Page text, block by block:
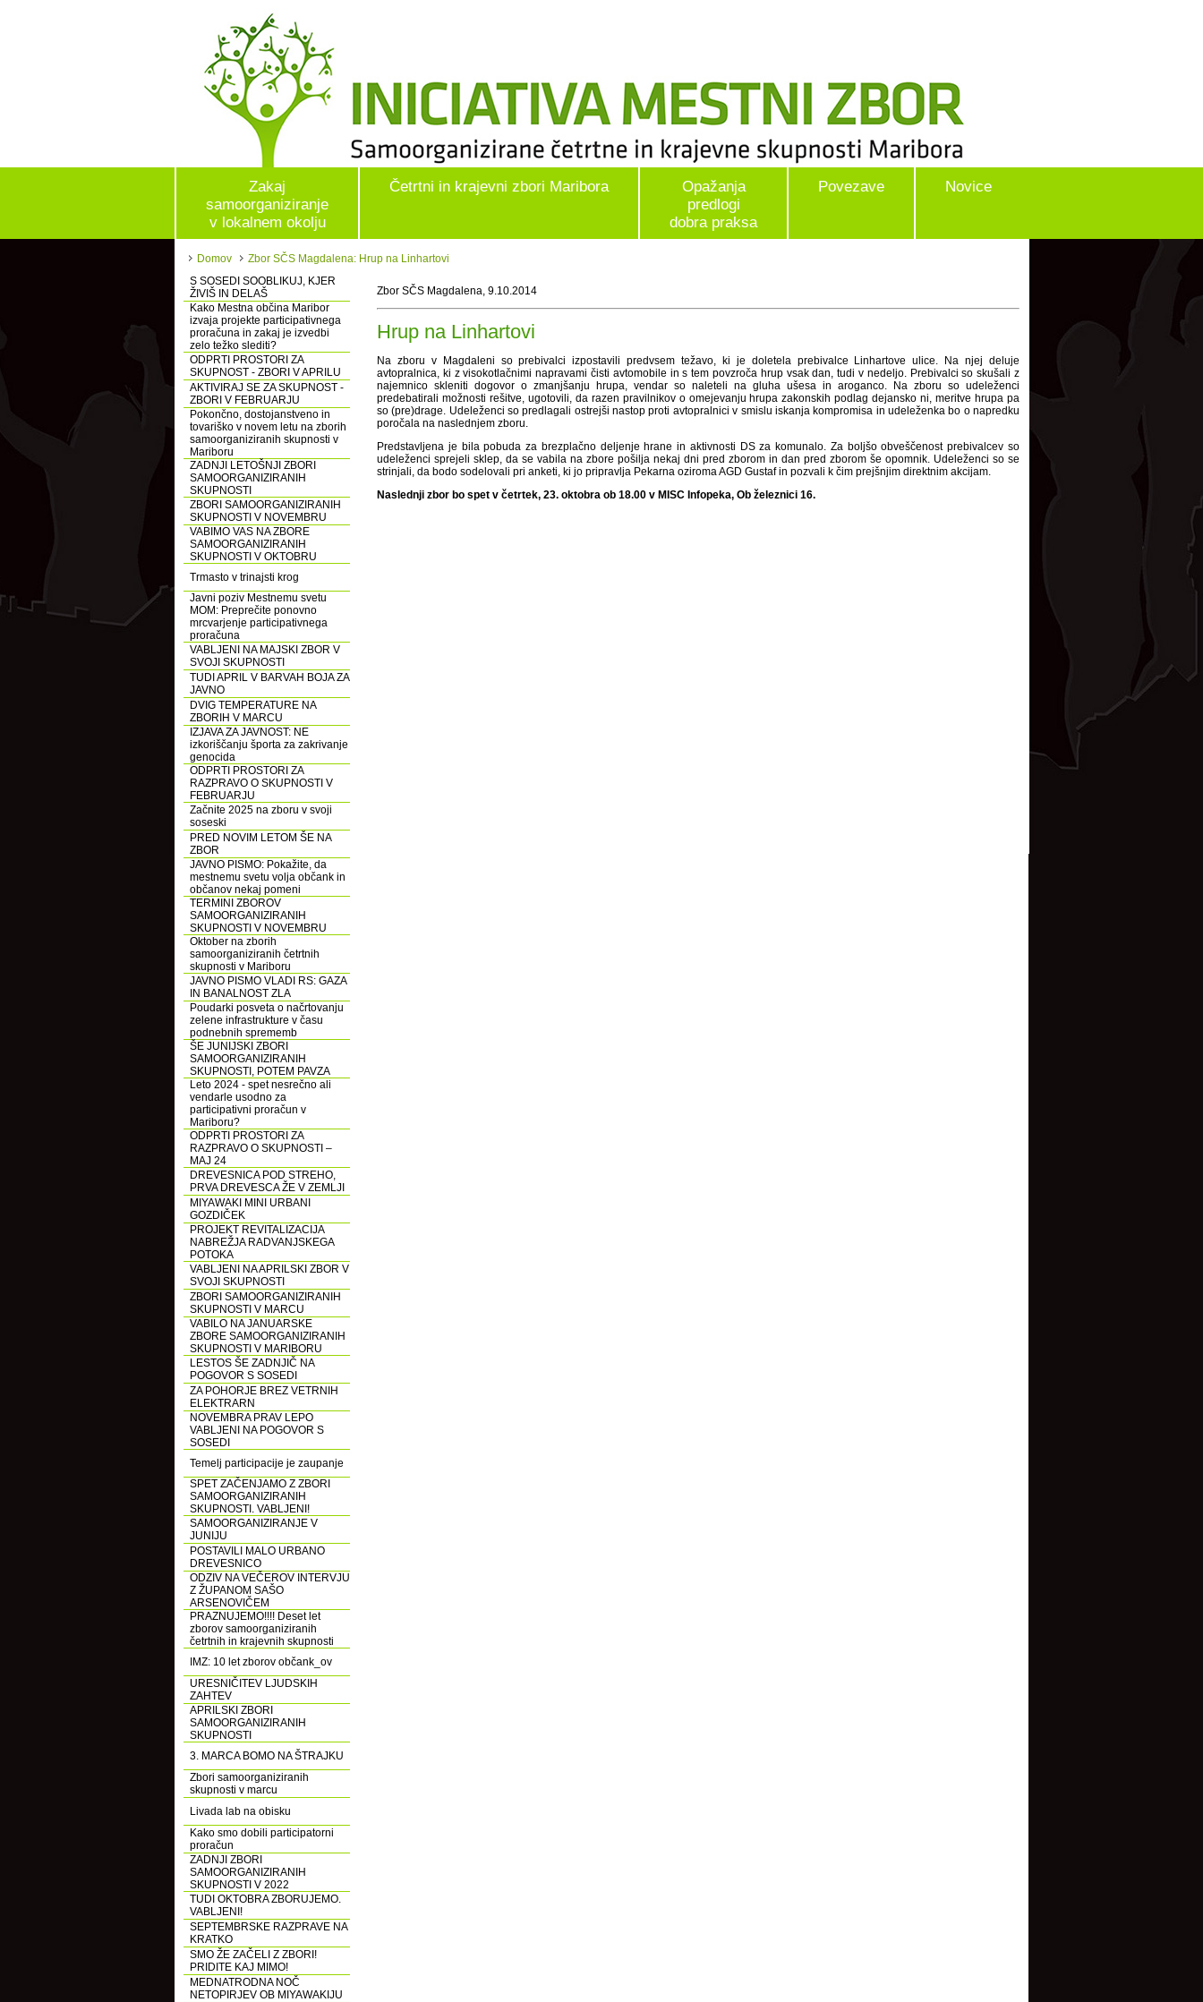
Zakaj
samoorganiziranje
v lokalnem okolju
Četrtni in krajevni zbori Maribora
Opažanja
predlogi
dobra praksa
Povezave Novice
Domov
Zbor SČS Magdalena: Hrup na Linhartovi
S SOSEDI SOOBLIKUJ, KJER
ŽIVIŠ IN DELAŠ
Kako Mestna občina Maribor
izvaja projekte participativnega
proračuna in zakaj je izvedbi
zelo težko slediti?
ODPRTI PROSTORI ZA
SKUPNOST - ZBORI V APRILU
AKTIVIRAJ SE ZA SKUPNOST -
ZBORI V FEBRUARJU
Pokončno, dostojanstveno in
tovariško v novem letu na zborih
samoorganiziranih skupnosti v
Mariboru
ZADNJI LETOŠNJI ZBORI
SAMOORGANIZIRANIH
SKUPNOSTI
ZBORI SAMOORGANIZIRANIH
SKUPNOSTI V NOVEMBRU
VABIMO VAS NA ZBORE
SAMOORGANIZIRANIH
SKUPNOSTI V OKTOBRU
Trmasto v trinajsti krog
Javni poziv Mestnemu svetu
MOM: Preprečite ponovno
mrcvarjenje participativnega
proračuna
VABLJENI NA MAJSKI ZBOR V
SVOJI SKUPNOSTI
TUDI APRIL V BARVAH BOJA ZA
JAVNO
DVIG TEMPERATURE NA
ZBORIH V MARCU
IZJAVA ZA JAVNOST: NE
izkoriščanju športa za zakrivanje
genocida
ODPRTI PROSTORI ZA
RAZPRAVO O SKUPNOSTI V
FEBRUARJU
Začnite 2025 na zboru v svoji
soseski
PRED NOVIM LETOM ŠE NA
ZBOR
JAVNO PISMO: Pokažite, da
mestnemu svetu volja občank in
občanov nekaj pomeni
TERMINI ZBOROV
SAMOORGANIZIRANIH
SKUPNOSTI V NOVEMBRU
Oktober na zborih
samoorganiziranih četrtnih
skupnosti v Mariboru
JAVNO PISMO VLADI RS: GAZA
IN BANALNOST ZLA
Poudarki posveta o načrtovanju
zelene infrastrukture v času
podnebnih sprememb
ŠE JUNIJSKI ZBORI
SAMOORGANIZIRANIH
SKUPNOSTI, POTEM PAVZA
Leto 2024 - spet nesrečno ali
vendarle usodno za
participativni proračun v
Mariboru?
ODPRTI PROSTORI ZA
RAZPRAVO O SKUPNOSTI –
MAJ 24
DREVESNICA POD STREHO,
PRVA DREVESCA ŽE V ZEMLJI
MIYAWAKI MINI URBANI
GOZDIČEK
PROJEKT REVITALIZACIJA
NABREŽJA RADVANJSKEGA
POTOKA
VABLJENI NA APRILSKI ZBOR V
SVOJI SKUPNOSTI
ZBORI SAMOORGANIZIRANIH
SKUPNOSTI V MARCU
VABILO NA JANUARSKE
ZBORE SAMOORGANIZIRANIH
SKUPNOSTI V MARIBORU
LESTOS ŠE ZADNJIČ NA
POGOVOR S SOSEDI
ZA POHORJE BREZ VETRNIH
ELEKTRARN
NOVEMBRA PRAV LEPO
VABLJENI NA POGOVOR S
SOSEDI
Temelj participacije je zaupanje
SPET ZAČENJAMO Z ZBORI
SAMOORGANIZIRANIH
SKUPNOSTI. VABLJENI!
SAMOORGANIZIRANJE V
JUNIJU
POSTAVILI MALO URBANO
DREVESNICO
ODZIV NA VEČEROV INTERVJU
Z ŽUPANOM SAŠO
ARSENOVIČEM
PRAZNUJEMO!!!! Deset let
zborov samoorganiziranih
četrtnih in krajevnih skupnosti
IMZ: 10 let zborov občank_ov
URESNIČITEV LJUDSKIH
ZAHTEV
APRILSKI ZBORI
SAMOORGANIZIRANIH
SKUPNOSTI
3. MARCA BOMO NA ŠTRAJKU
Zbori samoorganiziranih
skupnosti v marcu
Livada lab na obisku
Kako smo dobili participatorni
proračun
ZADNJI ZBORI
SAMOORGANIZIRANIH
SKUPNOSTI V 2022
TUDI OKTOBRA ZBORUJEMO.
VABLJENI!
SEPTEMBRSKE RAZPRAVE NA
KRATKO
SMO ŽE ZAČELI Z ZBORI!
PRIDITE KAJ MIMO!
MEDNATRODNA NOČ
NETOPIRJEV OB MIYAWAKIJU
Zbor SČS Magdalena, 9.10.2014
Hrup na Linhartovi
Na zboru v Magdaleni so prebivalci izpostavili predvsem težavo, ki je doletela prebivalce Linhartove ulice. Na njej deluje
avtopralnica, ki z visokotlačnimi napravami čisti avtomobile in s tem povzroča hrup vsak dan, tudi v nedeljo. Prebivalci so skušali z
najemnico skleniti dogovor o zmanjšanju hrupa, vendar so naleteli na gluha ušesa in aroganco. Na zboru so udeleženci
predebatirali možnosti rešitve, ugotovili, da razen pravilnikov o omejevanju hrupa zakonskih podlag dejansko ni, meritve hrupa pa
so (pre)drage. Udeleženci so predlagali ostrejši nastop proti avtopralnici v smislu iskanja kompromisa in udeleženka bo o napredku
poročala na naslednjem zboru.
Predstavljena je bila pobuda za brezplačno deljenje hrane in aktivnosti DS za komunalo. Za boljšo obveščenost prebivalcev so
udeleženci sprejeli sklep, da se vabila na zbore pošilja nekaj dni pred zborom in dan pred zborom še opomnik. Udeleženci so se
strinjali, da bodo sodelovali pri anketi, ki jo pripravlja Pekarna oziroma AGD Gustaf in pozvali k čim prejšnjim direktnim akcijam.
Naslednji zbor bo spet v četrtek, 23. oktobra ob 18.00 v MISC Infopeka, Ob železnici 16.